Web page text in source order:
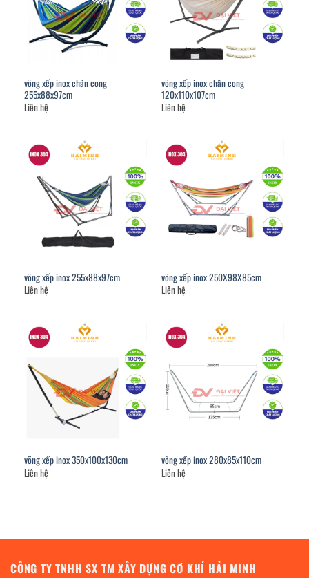
võng xếp inox chân cong
255x88x97cm
Liên hệ
võng xếp inox chân cong
120x110x107cm
Liên hệ
võng xếp inox 255x88x97cm
Liên hệ
võng xếp inox 250X98X85cm
Liên hệ
võng xếp inox 350x100x130cm
Liên hệ
võng xếp inox 280x85x110cm
Liên hệ
CÔNG TY TNHH SX TM XÂY DỰNG CƠ KHÍ HẢI MINH